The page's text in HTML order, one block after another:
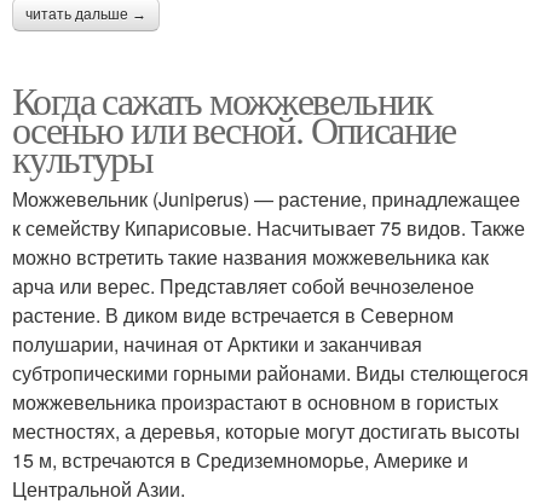
читать дальше →
Когда сажать можжевельник
осенью или весной. Описание
культуры
Можжевельник (Juniperus) — растение, принадлежащее
к семейству Кипарисовые. Насчитывает 75 видов. Также
можно встретить такие названия можжевельника как
арча или верес. Представляет собой вечнозеленое
растение. В диком виде встречается в Северном
полушарии, начиная от Арктики и заканчивая
субтропическими горными районами. Виды стелющегося
можжевельника произрастают в основном в гористых
местностях, а деревья, которые могут достигать высоты
15 м, встречаются в Средиземноморье, Америке и
Центральной Азии.